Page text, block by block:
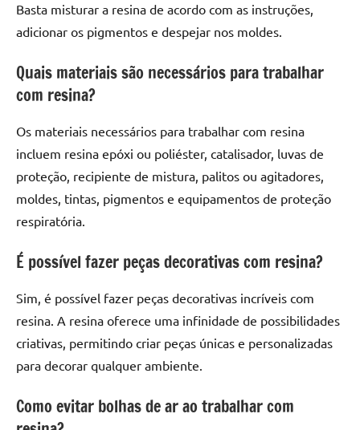
Basta misturar a resina de acordo com as instruções,
adicionar os pigmentos e despejar nos moldes.
Quais materiais são necessários para trabalhar
com resina?
Os materiais necessários para trabalhar com resina
incluem resina epóxi ou poliéster, catalisador, luvas de
proteção, recipiente de mistura, palitos ou agitadores,
moldes, tintas, pigmentos e equipamentos de proteção
respiratória.
É possível fazer peças decorativas com resina?
Sim, é possível fazer peças decorativas incríveis com
resina. A resina oferece uma infinidade de possibilidades
criativas, permitindo criar peças únicas e personalizadas
para decorar qualquer ambiente.
Como evitar bolhas de ar ao trabalhar com